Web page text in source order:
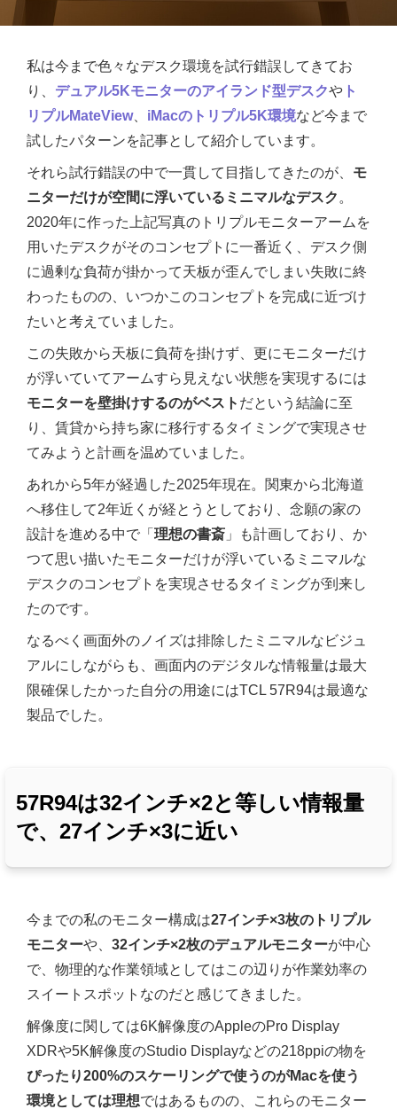
私は今まで色々なデスク環境を試行錯誤してきてお
り、 デュアル5Kモニターのアイランド型デスクや ト
リプルMateView、 iMacのトリプル5K環境など今まで
試したパターンを記事として紹介しています。
それら試行錯誤の中で一貫して目指してきたのが、 モ
ニターだけが空間に浮いているミニマルなデスク 。
2020年に作った上記写真のトリプルモニターアームを
用いたデスクがそのコンセプトに一番近く、デスク側
に過剰な負荷が掛かって天板が歪んでしまい失敗に終
わったものの、いつかこのコンセプトを完成に近づけ
たいと考えていました。
この失敗から天板に負荷を掛けず、更にモニターだけ
が浮いていてアームすら見えない状態を実現するには
モニターを壁掛けするのがベスト だという結論に至
り、賃貸から持ち家に移行するタイミングで実現させ
てみようと計画を温めていました。
あれから5年が経過した2025年現在。関東から北海道
へ移住して2年近くが経とうとしており、念願の家の
設計を進める中で「 理想の書斎 」も計画しており、か
つて思い描いたモニターだけが浮いているミニマルな
デスクのコンセプトを実現させるタイミングが到来し
たのです。
なるべく画面外のノイズは排除したミニマルなビジュ
アルにしながらも、画面内のデジタルな情報量は最大
限確保したかった自分の用途にはTCL 57R94は最適な
製品でした。
57R94は32インチ×2と等しい情報量
で、27インチ×3に近い
今までの私のモニター構成は27インチ×3枚のトリプル
モニターや、 32インチ×2枚のデュアルモニターが中心
で、物理的な作業領域としてはこの辺りが作業効率の
スイートスポットなのだと感じてきました。
解像度に関しては6K解像度のAppleのPro Display
XDRや5K解像度のStudio Displayなどの218ppiの物を
ぴったり200%のスケーリングで使うのがMacを使う
環境としては理想ではあるものの、これらのモニター